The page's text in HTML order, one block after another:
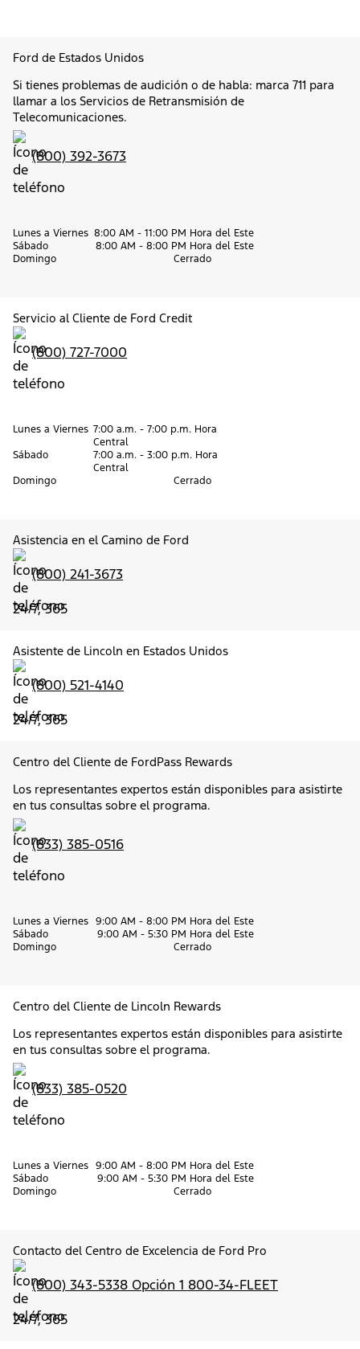
Ford de Estados Unidos
Si tienes problemas de audición o de habla: marca 711 para
llamar a los Servicios de Retransmisión de
Telecomunicaciones.
(800) 392-3673
Lunes a Viernes 8:00 AM - 11:00 PM Hora del Este
Sábado
8:00 AM - 8:00 PM Hora del Este
Domingo
Cerrado
Servicio al Cliente de Ford Credit
(800) 727-7000
Lunes a Viernes 7:00 a.m. - 7:00 p.m. Hora
Central
Sábado
7:00 a.m. - 3:00 p.m. Hora
Central
Domingo
Cerrado
Asistencia en el Camino de Ford
(800) 241-3673
24/7, 365
Asistente de Lincoln en Estados Unidos
(800) 521-4140
24/7, 365
Centro del Cliente de FordPass Rewards
Los representantes expertos están disponibles para asistirte
en tus consultas sobre el programa.
(833) 385-0516
Lunes a Viernes 9:00 AM - 8:00 PM Hora del Este
Sábado
9:00 AM - 5:30 PM Hora del Este
Domingo
Cerrado
Centro del Cliente de Lincoln Rewards
Los representantes expertos están disponibles para asistirte
en tus consultas sobre el programa.
(833) 385-0520
Lunes a Viernes 9:00 AM - 8:00 PM Hora del Este
Sábado
9:00 AM - 5:30 PM Hora del Este
Domingo
Cerrado
Contacto del Centro de Excelencia de Ford Pro
(800) 343-5338 Opción 1 800-34-FLEET
24/7, 365